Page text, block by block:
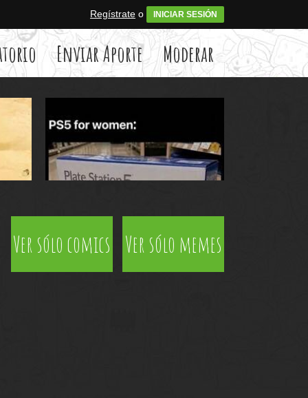
Regístrate o INICIAR SESIÓN
Enviar Aporte Moderar
Ver sólo comics Ver sólo memes